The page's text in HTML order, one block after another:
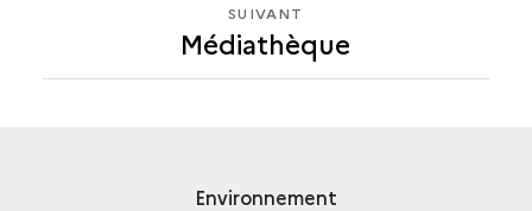
SUIVANT
MÉDIATHÈQUE
SUIVANT
Médiathèque
Environnement